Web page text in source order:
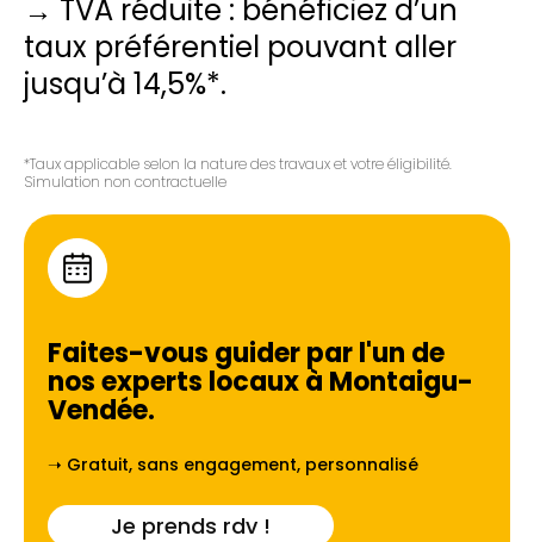
→ TVA réduite : bénéficiez d’un
taux préférentiel pouvant aller
jusqu’à 14,5%*.
*Taux applicable selon la nature des travaux et votre éligibilité.
Simulation non contractuelle
Faites-vous guider par l'un de
nos experts locaux à Montaigu-
Vendée.
➝ Gratuit, sans engagement, personnalisé
Je prends rdv !